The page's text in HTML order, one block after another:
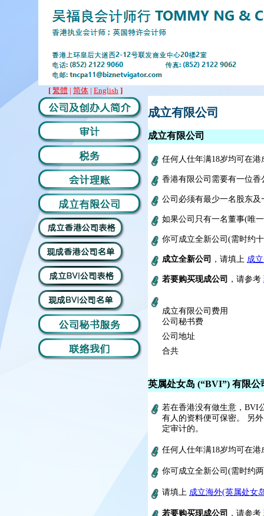
[ 繁體 | 简体 | English ]
成立有限公司
成立有限公司
任何人仕年满18岁均可在
香港有限公司需要有一位
公司必须有最少一名股东
如果公司只有一名董事(唯
你可成立全新公司(需时约
成立全新公司 ，请填上 成
若要购买现成公司 ，请参考
成立有限公司费用
公司秘书费
公司地址
合共
英属处女岛 (“BVI”) 有限公
若在香港没有做生意，BVI
有人的资料便可保密。 另
定审计的。
任何人仕年满18岁均可在
你可成立全新公司(需时约
请填上 成立海外(英属处女
若要购买现成公司 ，请参考